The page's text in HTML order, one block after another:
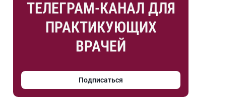
ТЕЛЕГРАМ-КАНАЛ ДЛЯ
ПРАКТИКУЮЩИХ
ВРАЧЕЙ
Подписаться